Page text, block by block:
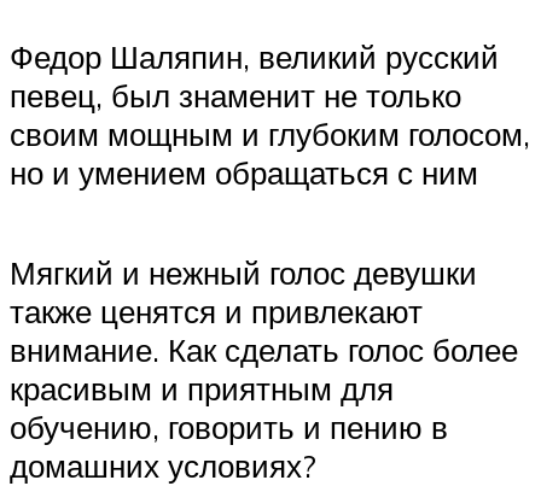
Федор Шаляпин, великий русский
певец, был знаменит не только
своим мощным и глубоким голосом,
но и умением обращаться с ним
Мягкий и нежный голос девушки
также ценятся и привлекают
внимание. Как сделать голос более
красивым и приятным для
обучению, говорить и пению в
домашних условиях?